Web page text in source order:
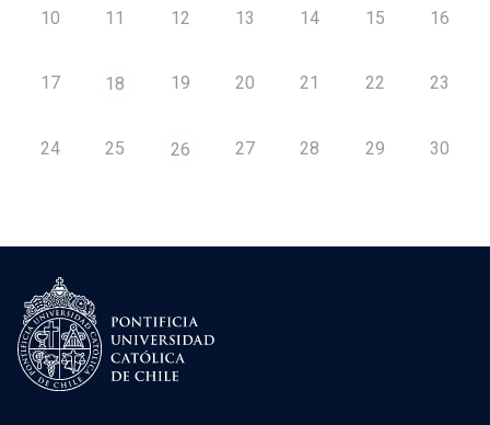
10 11 12 13 14 15 16
17 18 19 20 21 22 23
24 25 26 27 28 29 30